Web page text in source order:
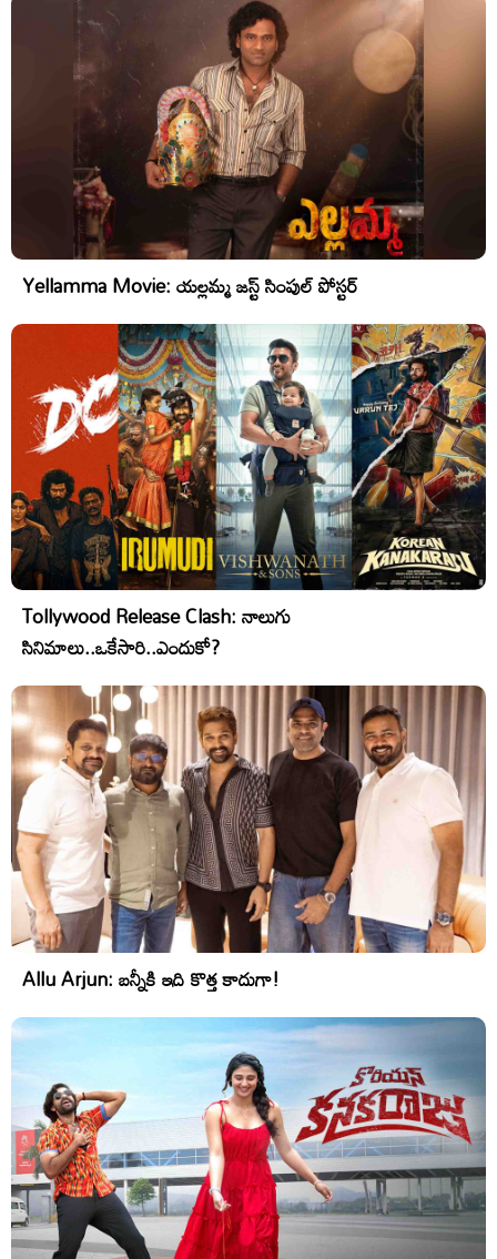
Yellamma Movie: యల్లమ్మ జస్ట్ సింపుల్ పోస్టర్
Tollywood Release Clash: నాలుగు
సినిమాలు..ఒకేసారి..ఎందుకో?
Allu Arjun: బన్నీకి ఇది కొత్త కాదుగా!